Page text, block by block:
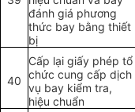
đánh giá phương
thức bay bằng thiết
bị
40
Cấp lại giấy phép tổ
chức cung cấp dịch
vụ bay kiểm tra,
hiệu chuẩn